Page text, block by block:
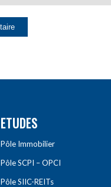
ETUDES
Pôle Immobilier
Pôle SCPI – OPCI
Pôle SIIC-REITs